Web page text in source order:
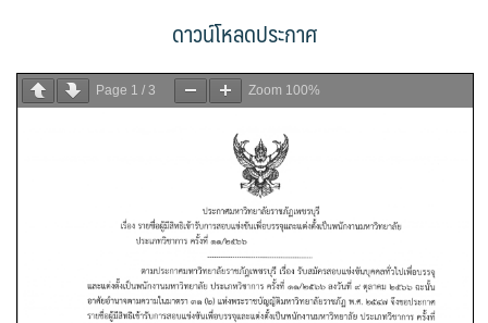
ดาวน์โหลดประกาศ
Page 1 / 3 Zoom 100%